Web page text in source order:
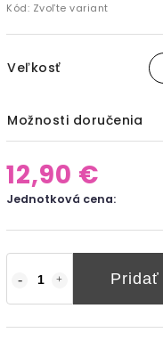
Kód: Zvoľte variant
Veľkosť
Možnosti doručenia
12,90 €
Jednotková cena:
Pridať